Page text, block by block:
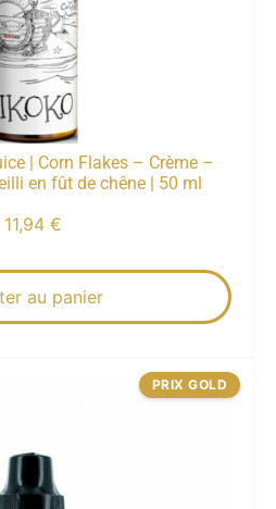
| Corn Flakes – Crème –
en fût de chêne | 50 ml
11,94 €
au panier
PRIX GOLD